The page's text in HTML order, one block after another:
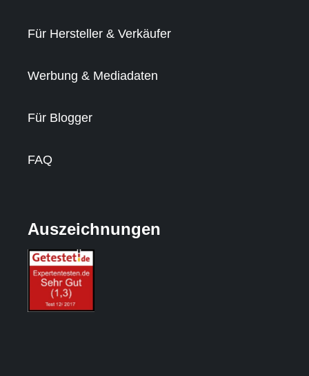
Für Hersteller & Verkäufer
Werbung & Mediadaten
Für Blogger
FAQ
Auszeichnungen